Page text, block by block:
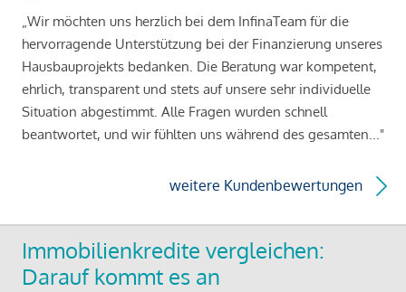
„Wir möchten uns herzlich bei dem InfinaTeam für die
hervorragende Unterstützung bei der Finanzierung unseres
Hausbauprojekts bedanken. Die Beratung war kompetent,
ehrlich, transparent und stets auf unsere sehr individuelle
Situation abgestimmt. Alle Fragen wurden schnell
beantwortet, und wir fühlten uns während des gesamten..."
weitere Kundenbewertungen
Immobilienkredite vergleichen:
Darauf kommt es an